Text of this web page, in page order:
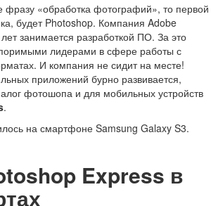
фразу «обработка фотографий», то первой
будет Photoshop. Компания Adobe
занимается разработкой ПО. За это
лидерами в сфере работы с
И компания не сидит на месте!
приложений бурно развивается,
фотошопа и для мобильных устройств
.
на смартфоне Samsung Galaxy S3.
Express в